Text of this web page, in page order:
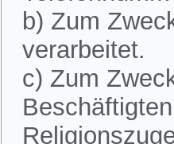
b) Zum
verarbeitet.
c) Zum